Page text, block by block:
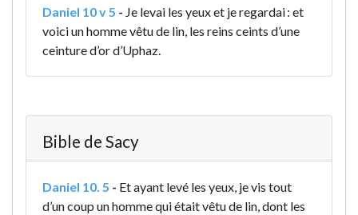
Daniel 10 v 5 - Je levai les yeux et je regardai : et
voici un homme vêtu de lin, les reins ceints d’une
ceinture d’or d’Uphaz.
Bible de Sacy
Daniel 10. 5 - Et ayant levé les yeux, je vis tout
d’un coup un homme qui était vêtu de lin, dont les